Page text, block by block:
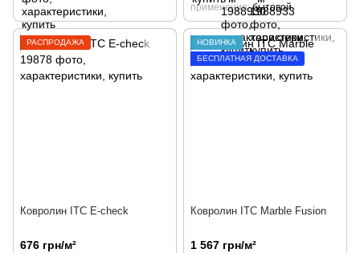
применения бытовой
РАСПРОДАЖА
Ковролин ITC E-check
676 грн/м²
НОВИНКА
БЕСПЛАТНАЯ ДОСТАВКА
Ковролин ITC Marble Fusion
1 567 грн/м²